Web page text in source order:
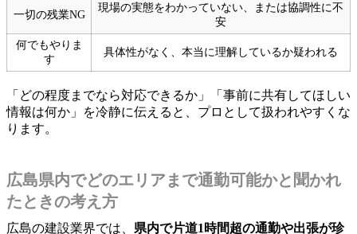
一切の残業NG
現場の実態をわかっていない、または協調性に不
安
何でもやりま
す
具体性がなく、本当に理解しているか疑われる
「どの程度までなら対応できるか」「事前に共有してほしい
情報は何か」を冷静に伝えると、プロとして扱われやすくな
ります。
広島県内でどのエリアまで通勤可能かと聞かれ
たときの考え方
広島の建設業界では、 県内で片道1時間超の通勤や出張が珍